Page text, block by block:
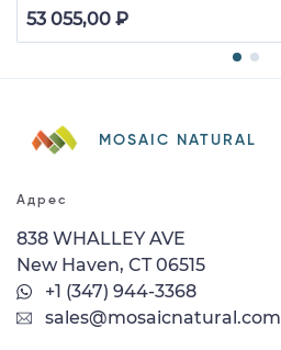
53 055,00 ₽
MOSAIC NATURAL
Адрес
838 WHALLEY AVE
New Haven, CT 06515
+1 (347) 944-3368
sales@mosaicnatural.com